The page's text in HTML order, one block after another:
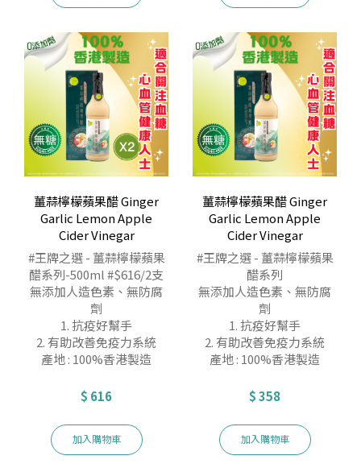
薑蒜檸檬蘋果醋 Ginger
Garlic Lemon Apple
Cider Vinegar
#王牌之選 - 薑蒜檸檬蘋果
醋系列-500ml #$616/2支
無添加人造色素、無防腐
劑
1. 抗疫好幫手
2. 有助改善免疫力系統
產地 : 100%香港製造
$ 616
加入購物車
薑蒜檸檬蘋果醋 Ginger
Garlic Lemon Apple
Cider Vinegar
#王牌之選 - 薑蒜檸檬蘋果
醋系列
無添加人造色素、無防腐
劑
1. 抗疫好幫手
2. 有助改善免疫力系統
產地 : 100%香港製造
$ 358
加入購物車